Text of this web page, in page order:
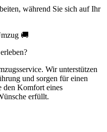
während Sie sich auf Ihr
🚚
Wir unterstützen
und sorgen für einen
den Komfort eines
erfüllt.